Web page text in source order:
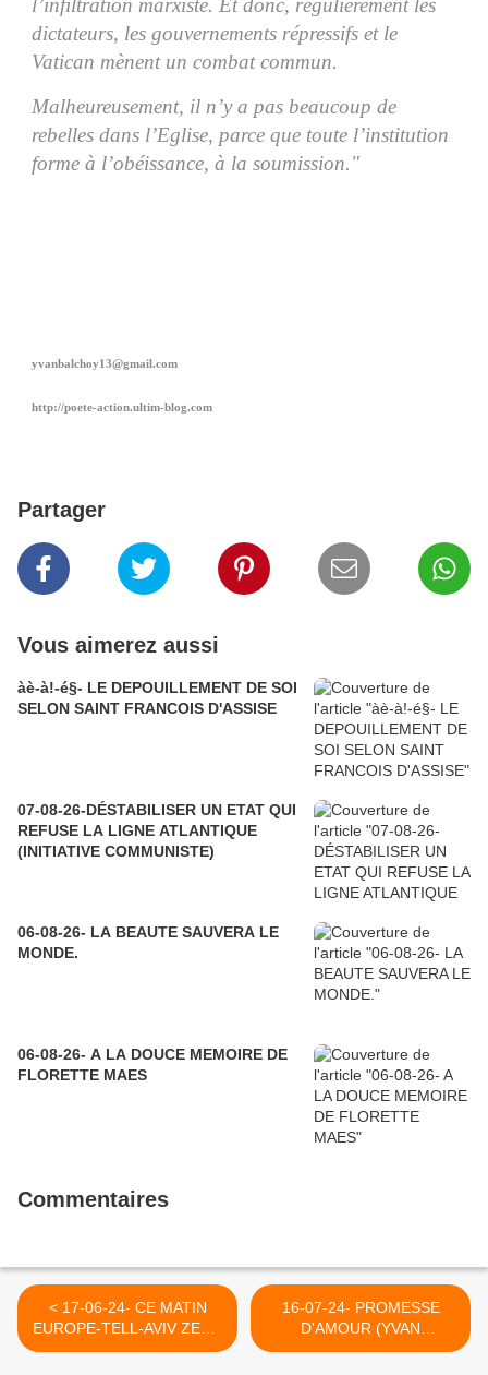
l’infiltration marxiste. Et donc, régulièrement les
dictateurs, les gouvernements répressifs et le
Vatican mènent un combat commun.
Malheureusement, il n’y a pas beaucoup de
rebelles dans l’Eglise, parce que toute l’institution
forme à l’obéissance, à la soumission."
yvanbalchoy13@gmail.com
http://poete-action.ultim-blog.com
Partager
Vous aimerez aussi
àè-à!-é§- LE DEPOUILLEMENT DE SOI
SELON SAINT FRANCOIS D'ASSISE
07-08-26-DÉSTABILISER UN ETAT QUI
REFUSE LA LIGNE ATLANTIQUE
(INITIATIVE COMMUNISTE)
06-08-26- LA BEAUTE SAUVERA LE
MONDE.
06-08-26- A LA DOUCE MEMOIRE DE
FLORETTE MAES
Commentaires
< 17-06-24- CE MATIN
EUROPE-TELL-AVIV ZERO
TRAFICOTE LES
16-07-24- PROMESSE
D'AMOUR (YVAN
BALCHOY) >